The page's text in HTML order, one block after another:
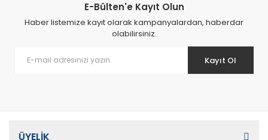
E-Bülten'e Kayıt Olun
Haber listemize kayıt olarak kampanyalardan, haberdar
olabilirsiniz.
Kayıt Ol
ÜYELİK